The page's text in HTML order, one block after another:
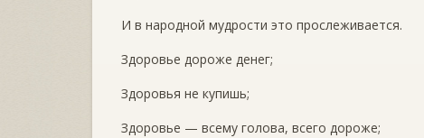
И в народной мудрости это прослеживается.
Здоровье дороже денег;
Здоровья не купишь;
Здоровье — всему голова, всего дороже;